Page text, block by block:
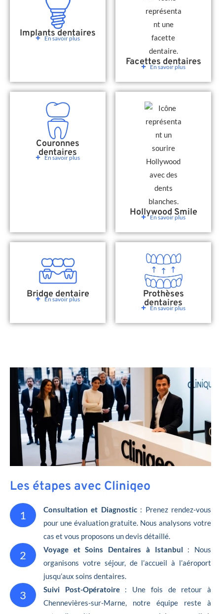
Implants dentaires
En savoir plus
Facettes dentaires
En savoir plus
Couronnes
dentaires
En savoir plus
Hollywood Smile
En savoir plus
Bridge dentaire
En savoir plus Prothèses
dentaires
En savoir plus
Les étapes avec Cliniqeo
1 Consultation et Diagnostic: Prenez rendez-vous
pour une évaluation gratuite. Nous analysons votre
cas et vous proposons un devis détaillé.
2 Voyage et Soins Dentaires à Istanbul : Nous
organisons votre séjour, de l’accueil à l’aéroport
jusqu’aux soins dentaires.
3 Suivi Post-Opératoire : Une fois de retour à
Chennevières-sur-Marne, notre équipe reste à